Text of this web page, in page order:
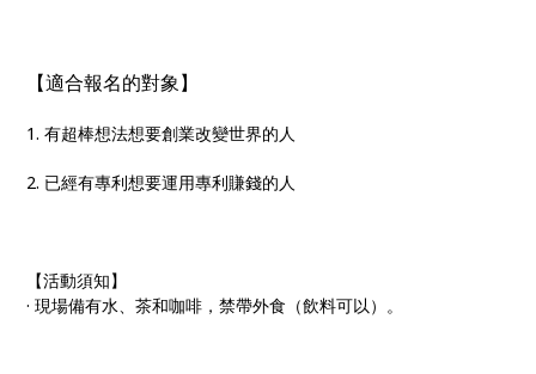
【適合報名的對象】
1. 有超棒想法想要創業改變世界的人
2. 已經有專利想要運用專利賺錢的人
【活動須知】
· 現場備有水、茶和咖啡，禁帶外食（飲料可以）。